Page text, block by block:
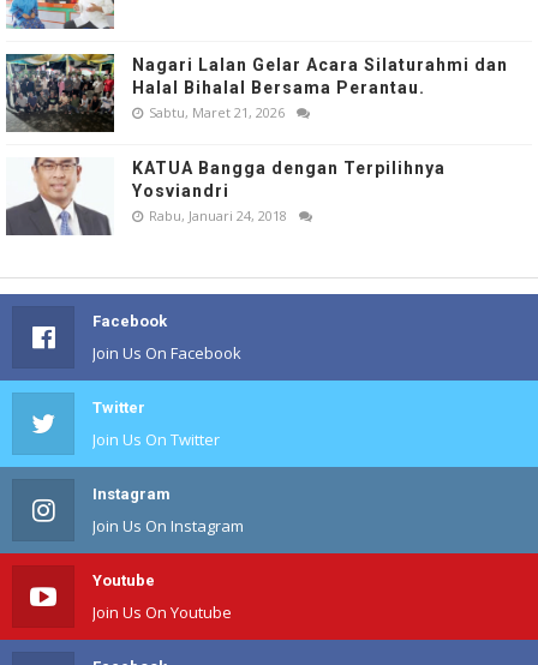
Nagari Lalan Gelar Acara Silaturahmi dan
Halal Bihalal Bersama Perantau.
Sabtu, Maret 21, 2026
KATUA Bangga dengan Terpilihnya
Yosviandri
Rabu, Januari 24, 2018
Facebook
Join Us On Facebook
Twitter
Join Us On Twitter
Instagram
Join Us On Instagram
Youtube
Join Us On Youtube